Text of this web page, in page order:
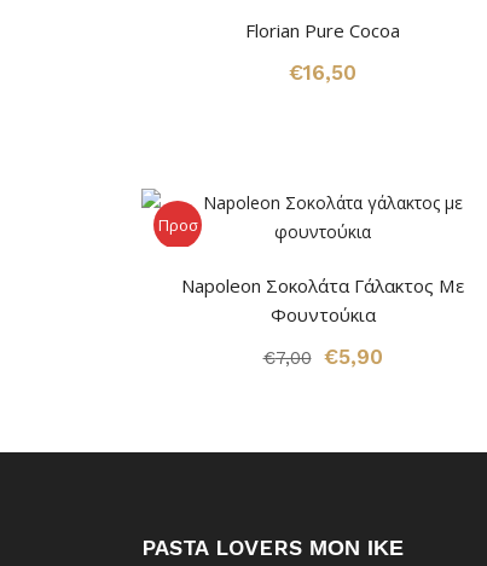
Florian Pure Cocoa
€16,50
Προσ
Napoleon Σοκολάτα Γάλακτος Με
Φουντούκια
€7,00 Original
price
€5,90Η
PASTA LOVERS ΜΟΝ ΙΚΕ